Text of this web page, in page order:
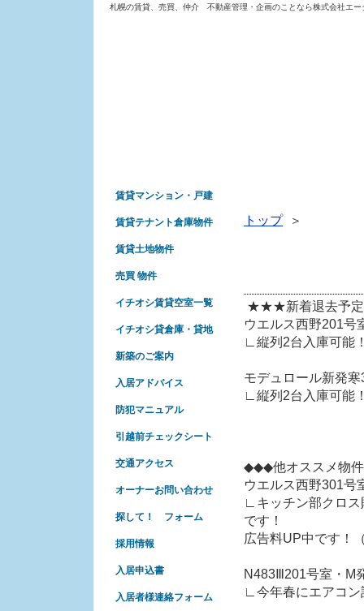
札幌の賃貸、売買、仲介 不動産管理・企画のことなら株式会社エ
賃貸マンション・戸建
賃貸テナント倉庫物件
賃貸土地物件
売買 物件
イチオシ賃貸空室一覧
イチオシ貸倉庫・貸地
新築のご案内
入居アドバイス
防犯マニュアル
引越前チェックシート
交通アクセス
オーナーお問い合わせ
探して！ フォーム
採用情報
入居申込書
入居者様連絡フォーム
トップ ＞
★★★新着退去予
ウエルス西野201号
∟縦列2台入庫可能
モデュロール新発
∟縦列2台入庫可能
◆◆◆他オススメ
ウエルス西野301号
∟キッチン部クロス
です！
広告料UP中です！
N483Ⅲ201号室・M
∟今年春にエアコン